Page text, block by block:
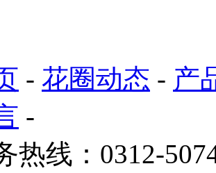
- 花圈动态 - 产
-
热线：0312-